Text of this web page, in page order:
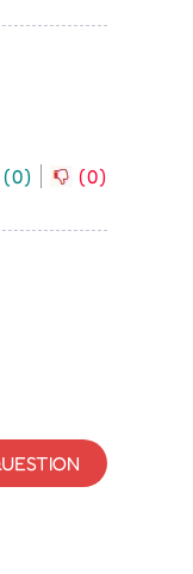
(0) (0)